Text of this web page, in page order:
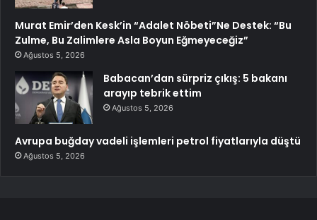
Murat Emir’den Kesk’in “Adalet Nöbeti”Ne Destek: “Bu
Zulme, Bu Zalimlere Asla Boyun Eğmeyeceğiz”
Ağustos 5, 2026
Babacan’dan sürpriz çıkış: 5 bakanı
arayıp tebrik ettim
Ağustos 5, 2026
Avrupa buğday vadeli işlemleri petrol fiyatlarıyla düştü
Ağustos 5, 2026